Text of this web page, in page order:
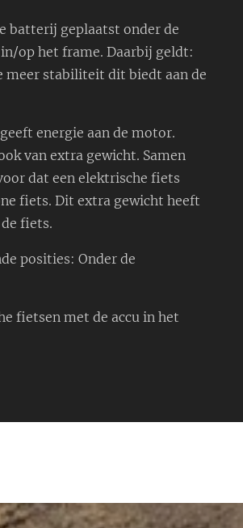
batterij geplaatst onder de
op het frame. Daarbij geldt:
meer stabiliteit dit biedt aan de
energie aan de motor.
van extra gewicht. Samen
dat een elektrische fiets
fiets. Dit extra gewicht heeft
fiets.
posities: Onder de
fietsen met de accu in het